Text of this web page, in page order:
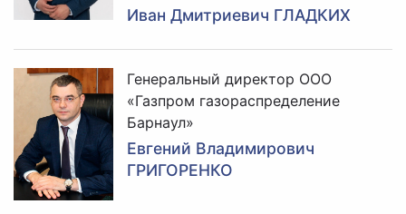
Иван Дмитриевич ГЛАДКИХ
Генеральный директор ООО
«Газпром газораспределение
Барнаул»
Евгений Владимирович
ГРИГОРЕНКО